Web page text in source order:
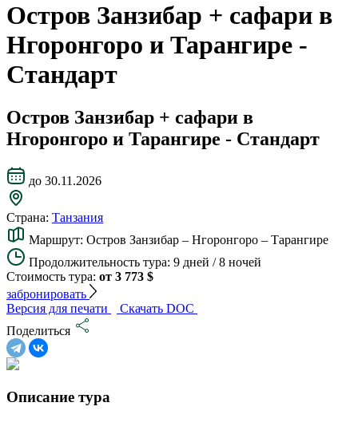
Остров Занзибар + сафари в
Нгоронгоро и Тарангире -
Стандарт
Остров Занзибар + сафари в
Нгоронгоро и Тарангире - Стандарт
до 30.11.2026
Страна: Танзания
Маршрут: Остров Занзибар – Нгоронгоро – Тарангире
Продолжительность тура: 9 дней / 8 ночей
Стоимость тура: от 3 773 $
забронировать
Версия для печати
Скачать DOC
Поделиться
Описание тура